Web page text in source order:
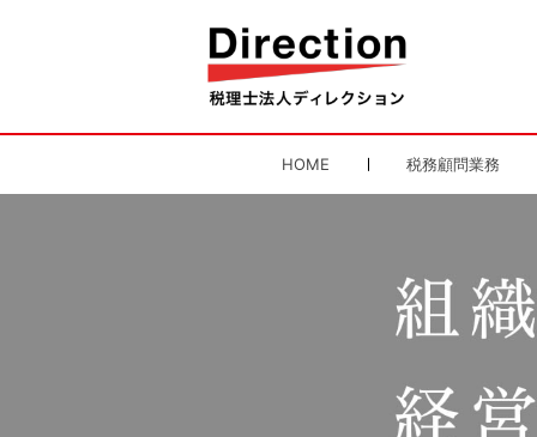
HOME 税務顧問業務